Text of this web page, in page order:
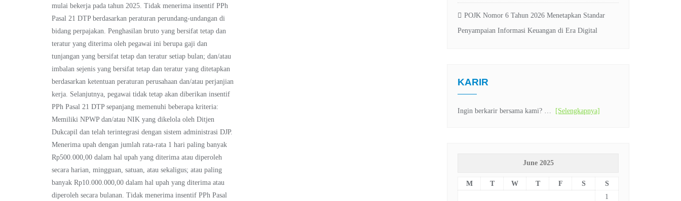
mulai bekerja pada tahun 2025. Tidak menerima insentif PPh
Pasal 21 DTP berdasarkan peraturan perundang-undangan di
bidang perpajakan. Penghasilan bruto yang bersifat tetap dan
teratur yang diterima oleh pegawai ini berupa gaji dan
tunjangan yang bersifat tetap dan teratur setiap bulan; dan/atau
imbalan sejenis yang bersifat tetap dan teratur yang ditetapkan
berdasarkan ketentuan peraturan perusahaan dan/atau perjanjian
kerja. Selanjutnya, pegawai tidak tetap akan diberikan insentif
PPh Pasal 21 DTP sepanjang memenuhi beberapa kriteria:
Memiliki NPWP dan/atau NIK yang dikelola oleh Ditjen
Dukcapil dan telah terintegrasi dengan sistem administrasi DJP.
Menerima upah dengan jumlah rata-rata 1 hari paling banyak
Rp500.000,00 dalam hal upah yang diterima atau diperoleh
secara harian, mingguan, satuan, atau sekaligus; atau paling
banyak Rp10.000.000,00 dalam hal upah yang diterima atau
diperoleh secara bulanan. Tidak menerima insentif PPh Pasal
POJK Nomor 6 Tahun 2026 Menetapkan Standar
Penyampaian Informasi Keuangan di Era Digital
KARIR
Ingin berkarir bersama kami? … [Selengkapnya]
June 2025
M T W T F S
S
1